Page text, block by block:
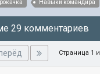
Навыки командира
29 комментариев
Страница 1